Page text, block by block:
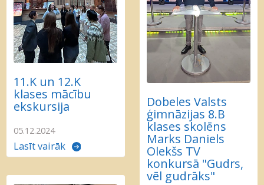
11.K un 12.K
klases mācību
ekskursija
05.12.2024
Lasīt vairāk
Dobeles Valsts
ģimnāzijas 8.B
klases skolēns
Marks Daniels
Olekšs TV
konkursā "Gudrs,
vēl gudrāks"